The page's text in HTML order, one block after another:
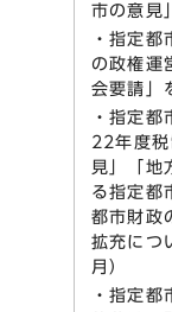
市の意見
・指定
の政権運
会要請」
・指定
22年度
見」「地
る指定都
都市財政
拡充につ
月）
・指定